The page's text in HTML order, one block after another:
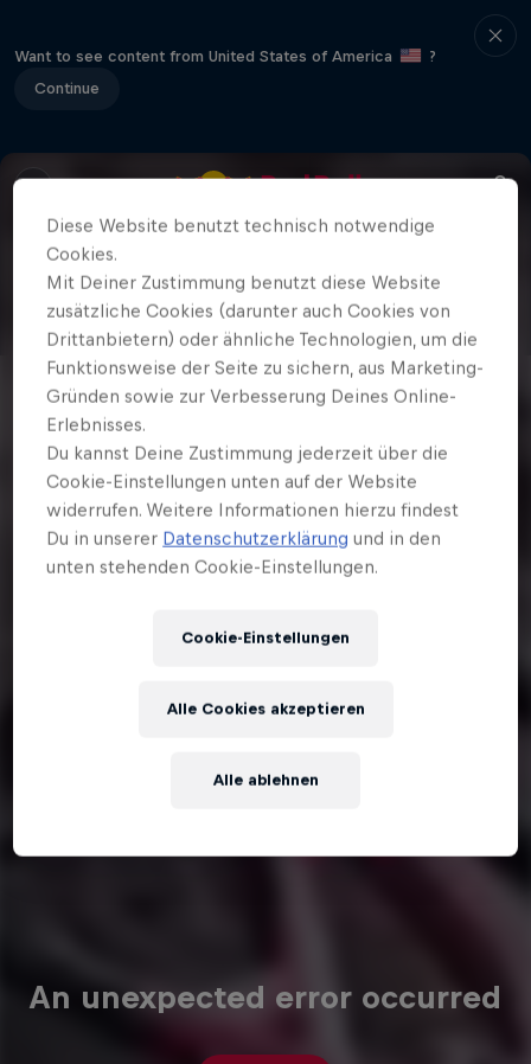
Want to see content from United States of America
?
Continue
An unexpected error occurred
Diese Website benutzt technisch notwendige
Cookies.
Mit Deiner Zustimmung benutzt diese Website
zusätzliche Cookies (darunter auch Cookies von
Drittanbietern) oder ähnliche Technologien, um die
Funktionsweise der Seite zu sichern, aus Marketing-
Gründen sowie zur Verbesserung Deines Online-
Erlebnisses.
Du kannst Deine Zustimmung jederzeit über die
Cookie-Einstellungen unten auf der Website
widerrufen. Weitere Informationen hierzu findest
Du in unserer Datenschutzerklärung und in den
unten stehenden Cookie-Einstellungen.
Cookie-Einstellungen
Alle ablehnen
Alle Cookies akzeptieren